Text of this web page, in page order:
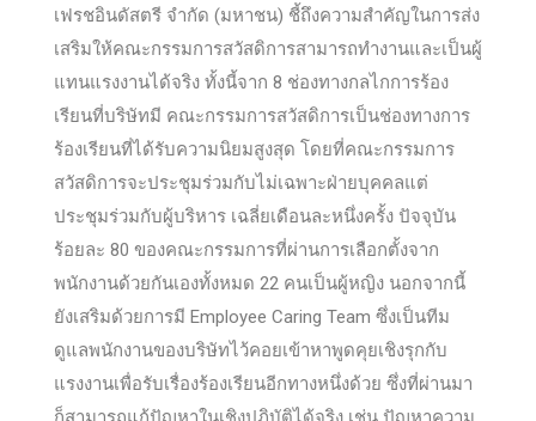
เฟรชอินดัสตรี จำกัด (มหาชน) ชี้ถึงความสำคัญในการส่ง
เสริมให้คณะกรรมการสวัสดิการสามารถทำงานและเป็นผู้
แทนแรงงานได้จริง ทั้งนี้จาก 8 ช่องทางกลไกการร้อง
เรียนที่บริษัทมี คณะกรรมการสวัสดิการเป็นช่องทางการ
ร้องเรียนที่ได้รับความนิยมสูงสุด โดยที่คณะกรรมการ
สวัสดิการจะประชุมร่วมกับไม่เฉพาะฝ่ายบุคคลแต่
ประชุมร่วมกับผู้บริหาร เฉลี่ยเดือนละหนึ่งครั้ง ปัจจุบัน
ร้อยละ 80 ของคณะกรรมการที่ผ่านการเลือกตั้งจาก
พนักงานด้วยกันเองทั้งหมด 22 คนเป็นผู้หญิง นอกจากนี้
ยังเสริมด้วยการมี Employee Caring Team ซึ่งเป็นทีม
ดูแลพนักงานของบริษัทไว้คอยเข้าหาพูดคุยเชิงรุกกับ
แรงงานเพื่อรับเรื่องร้องเรียนอีกทางหนึ่งด้วย ซึ่งที่ผ่านมา